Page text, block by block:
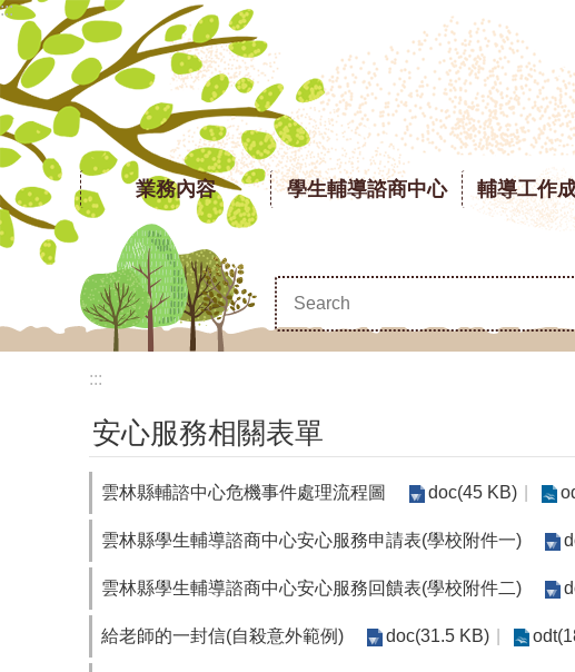
跳到主要內容區塊
:::
業務內容 學生輔導諮商中心 輔導工作
:::
安心服務相關表單
雲林縣輔諮中心危機事件處理流程圖 doc(45 KB)
雲林縣學生輔導諮商中心安心服務申請表(學校附件一)
雲林縣學生輔導諮商中心安心服務回饋表(學校附件二)
給老師的一封信(自殺意外範例) doc(31.5 KB)